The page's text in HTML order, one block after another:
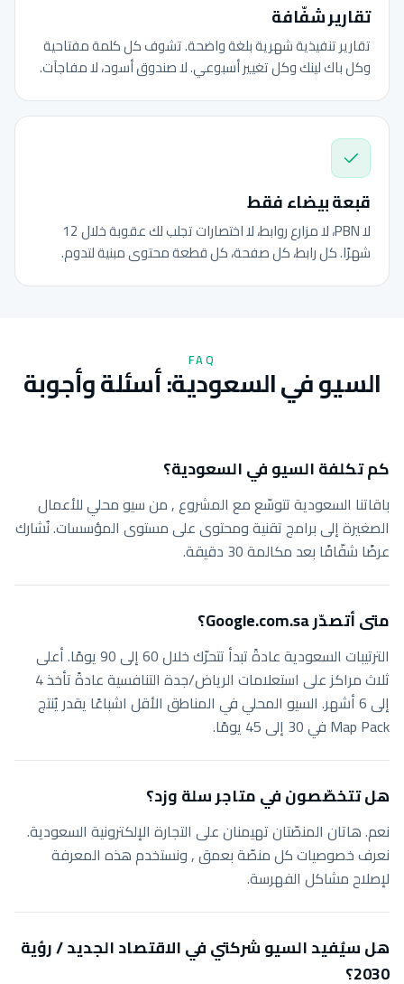
تقارير شفّافة
تقارير تنفيذية شهرية بلغة واضحة. تشوف كل كلمة مفتاحية
وكل باك لينك وكل تغيير أسبوعي. لا صندوق أسود، لا مفاجآت.
قبعة بيضاء فقط
لا PBN، لا مزارع روابط، لا اختصارات تجلب لك عقوبة خلال 12
شهرًا. كل رابط، كل صفحة، كل قطعة محتوى مبنية لتدوم.
FAQ
السيو في السعودية: أسئلة وأجوبة
كم تكلفة السيو في السعودية؟
باقاتنا السعودية تتوسّع مع المشروع , من سيو محلي للأعمال
الصغيرة إلى برامج تقنية ومحتوى على مستوى المؤسسات. نُشارك
عرضًا شفّافًا بعد مكالمة 30 دقيقة.
متى أتصدّر Google.com.sa؟
الترتيبات السعودية عادةً تبدأ تتحرّك خلال 60 إلى 90 يومًا. أعلى
ثلاث مراكز على استعلامات الرياض/جدة التنافسية عادةً تأخذ 4
إلى 6 أشهر. السيو المحلي في المناطق الأقل اشباعًا يقدر يُنتج
Map Pack في 30 إلى 45 يومًا.
هل تتخصّصون في متاجر سلة وزد؟
نعم. هاتان المنصّتان تهيمنان على التجارة الإلكترونية السعودية.
نعرف خصوصيات كل منصّة بعمق , ونستخدم هذه المعرفة
لإصلاح مشاكل الفهرسة.
هل سيُفيد السيو شركتي في الاقتصاد الجديد / رؤية
2030؟